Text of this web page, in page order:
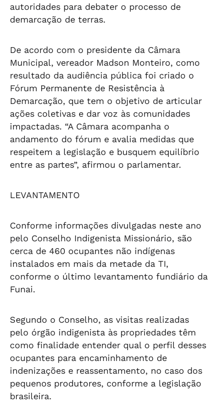
autoridades para debater o processo de
demarcação de terras.
De acordo com o presidente da Câmara
Municipal, vereador Madson Monteiro, como
resultado da audiência pública foi criado o
Fórum Permanente de Resistência à
Demarcação, que tem o objetivo de articular
ações coletivas e dar voz às comunidades
impactadas. “A Câmara acompanha o
andamento do fórum e avalia medidas que
respeitem a legislação e busquem equilíbrio
entre as partes”, afirmou o parlamentar.
LEVANTAMENTO
Conforme informações divulgadas neste ano
pelo Conselho Indigenista Missionário, são
cerca de 460 ocupantes não indígenas
instalados em mais da metade da TI,
conforme o último levantamento fundiário da
Funai.
Segundo o Conselho, as visitas realizadas
pelo órgão indigenista às propriedades têm
como finalidade entender qual o perfil desses
ocupantes para encaminhamento de
indenizações e reassentamento, no caso dos
pequenos produtores, conforme a legislação
brasileira.